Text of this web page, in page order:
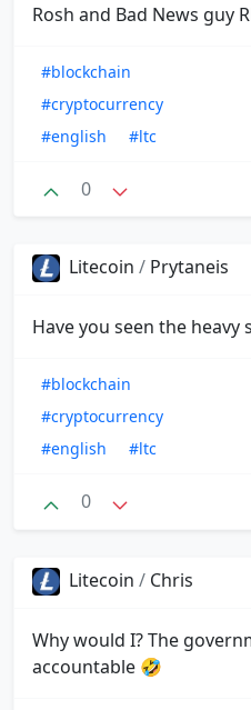
Rosh and Bad News guy
#blockchain
#cryptocurrency
#english
#ltc
0
Litecoin / Prytaneis
Have you seen the heavy
#blockchain
#cryptocurrency
#english
#ltc
0
Litecoin / Chris
Why would I? The
accountable 🤣